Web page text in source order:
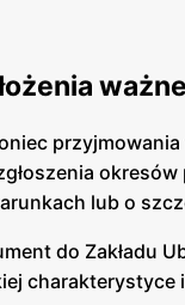
lub o
do Zakładu
charakterystyce